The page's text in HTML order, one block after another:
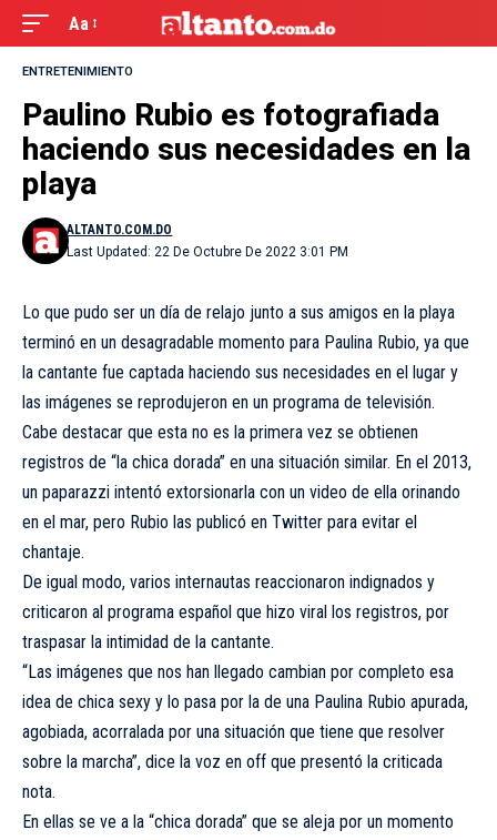
Aa
ENTRETENIMIENTO
Paulino Rubio es fotografiada
haciendo sus necesidades en la
playa
Last Updated: 22 De Octubre De 2022 3:01 PM
ALTANTO.COM.DO
Lo que pudo ser un día de relajo junto a sus amigos en la playa
terminó en un desagradable momento para Paulina Rubio, ya que
la cantante fue captada haciendo sus necesidades en el lugar y
las imágenes se reprodujeron en un programa de televisión.
Cabe destacar que esta no es la primera vez se obtienen
registros de “la chica dorada” en una situación similar. En el 2013,
un paparazzi intentó extorsionarla con un video de ella orinando
en el mar, pero Rubio las publicó en Twitter para evitar el
chantaje.
De igual modo, varios internautas reaccionaron indignados y
criticaron al programa español que hizo viral los registros, por
traspasar la intimidad de la cantante.
“Las imágenes que nos han llegado cambian por completo esa
idea de chica sexy y lo pasa por la de una Paulina Rubio apurada,
agobiada, acorralada por una situación que tiene que resolver
sobre la marcha”, dice la voz en off que presentó la criticada
nota.
En ellas se ve a la “chica dorada” que se aleja por un momento